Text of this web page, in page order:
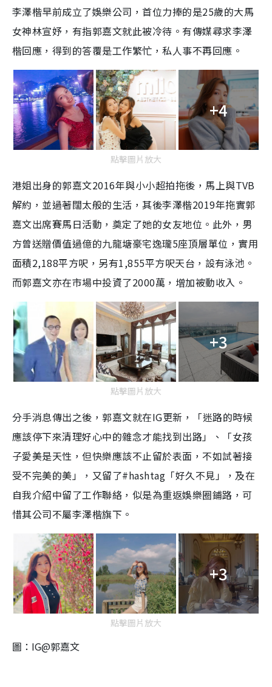
李澤楷早前成立了娛樂公司，首位力捧的是25歲的大馬
女神林宣妤，有指郭嘉文就此被冷待。有傳媒尋求李澤
楷回應，得到的答覆是工作繁忙，私人事不再回應。
+4
點擊圖片放大
港姐出身的郭嘉文2016年與小小超拍拖後，馬上與TVB
解約，並過著闊太般的生活，其後李澤楷2019年拖實郭
嘉文出席賽馬日活動，奠定了她的女友地位。此外，男
方曾送贈價值過億的九龍塘豪宅逸瓏5座頂層單位，實用
面積2,188平方呎，另有1,855平方呎天台，設有泳池。
而郭嘉文亦在市場中投資了2000萬，增加被動收入。
+3
點擊圖片放大
分手消息傳出之後，郭嘉文就在IG更新，「迷路的時候
應該停下來清理好心中的雜念才能找到出路」、「女孩
子愛美是天性，但快樂應該不止留於表面，不如試著接
受不完美的美」，又留了#hashtag「好久不見」，及在
自我介紹中留了工作聯絡，似是為重返娛樂圈鋪路，可
惜其公司不屬李澤楷旗下。
+3
點擊圖片放大
圖：IG@郭嘉文